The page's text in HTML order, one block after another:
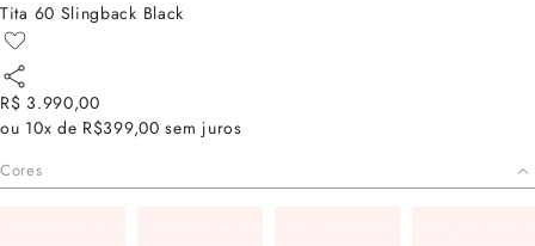
Tita 60 Slingback Black
R$ 3.990,00
ou 10x de R$399,00 sem juros
Cores